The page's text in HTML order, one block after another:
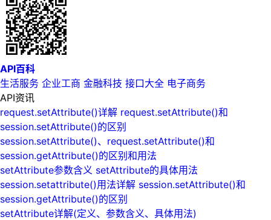
API百科
生活服务 企业工商 金融科技 接口大全 电子商务
API资讯
request.setAttribute()详解 request.setAttribute()和
session.setAttribute()的区别
session.setAttribute()、request.setAttribute()和
session.getAttribute()的区别和用法
setAttribute参数含义 setAttribute的具体用法
session.setattribute()用法详解 session.setAttribute()和
session.getAttribute()的区别
setAttribute详解(定义、参数含义、具体用法)